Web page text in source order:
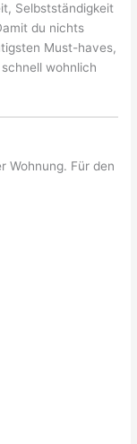
Selbstständigkeit
du nichts
Must-haves,
wohnlich
Wohnung. Für den